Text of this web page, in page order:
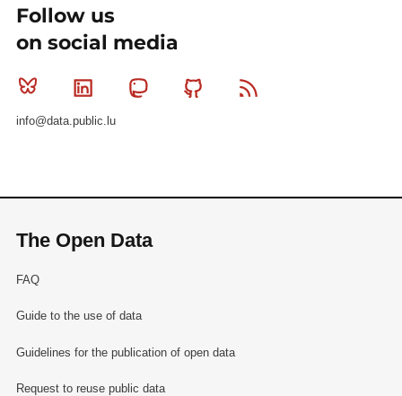
Follow us
on social media
Bluesky Linkedin MastodonGithub
info@data.public.lu
The Open Data
FAQ
Guide to the use of data
Guidelines for the publication of open data
Request to reuse public data